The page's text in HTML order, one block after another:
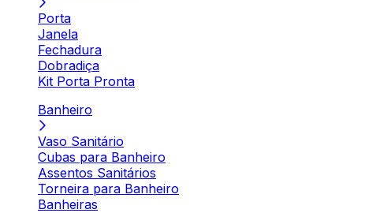
Porta
Janela
Fechadura
Dobradiça
Kit Porta Pronta
Banheiro
Vaso Sanitário
Cubas para Banheiro
Assentos Sanitários
Torneira para Banheiro
Banheiras